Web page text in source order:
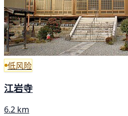
低风险
江岩寺
6.2 km